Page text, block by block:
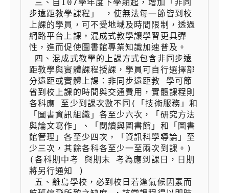
步遠距教學課程」 ，使無法每一節皆到校
上課的學員，可不受地域及時間限制，透過
網路平台上課，混成式教學讓學習更具彈
性，進而促使圖書館專業知識加速普及。
距教學與實體課程授課，學員可自行選擇部
分遠距或實體上課：非同步遠距教 學可節
省到校上課的時間與交通費用，實體課程則
各科應 至少到課次數不同(「技術服務」和
「圖書資訊組織」各至少六次，「研究方法
與論文寫作」、「閱讀與圖書館」和「圖書
館管理」各至少四次，「資訊科學導論」至
少三次，其餘各科各至少一至兩次到課。)
(各科期中考 與期末 考為應到課日，日期
將另行通知 )